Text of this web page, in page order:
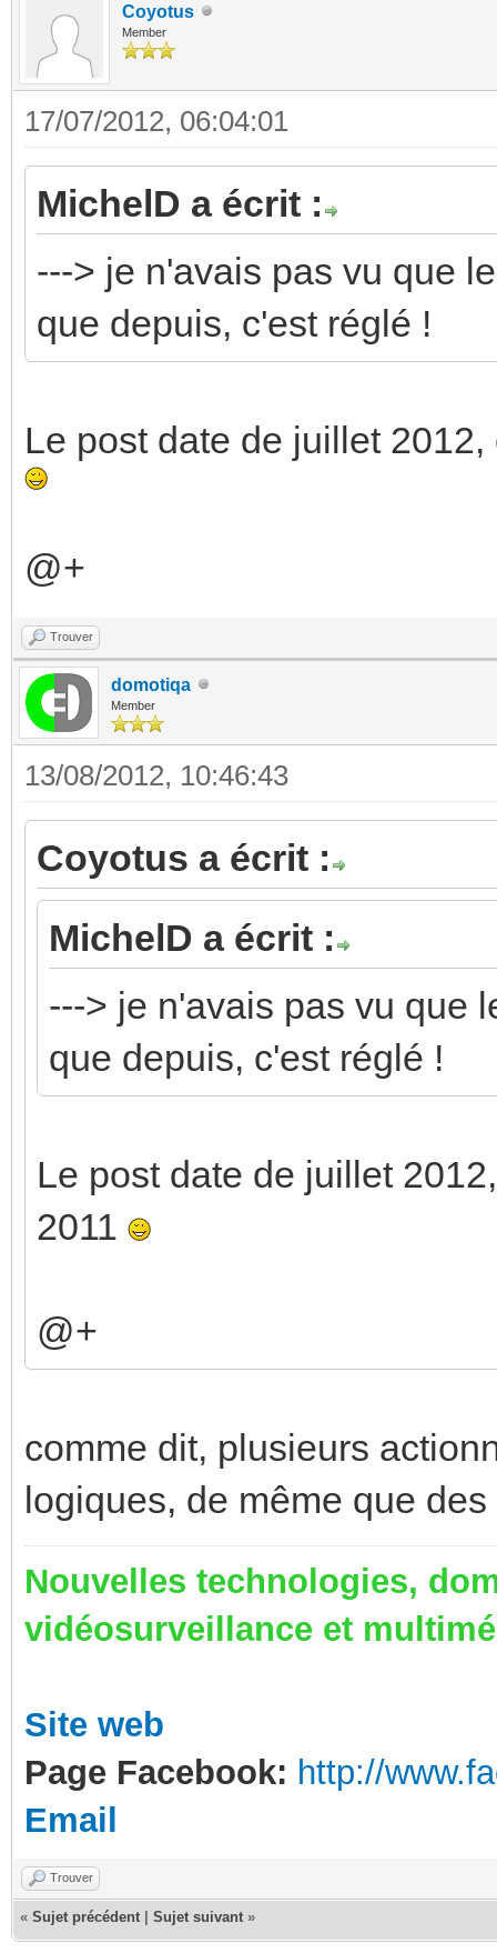
Coyotus
Member
17/07/2012, 06:04:01
MichelD a écrit :
---> je n'avais pas vu que
que depuis, c'est réglé !
Le post date de juillet
@+
Trouver
domotiqa
Member
13/08/2012, 10:46:43
Coyotus a écrit :
MichelD a écrit :
---> je n'avais pas vu que
que depuis, c'est réglé !
Le post date de juillet
2011
@+
comme dit, plusieurs
logiques, de même que
Nouvelles technologies,
vidéosurveillance et
Site web
Page Facebook: http://
Email
Trouver
« Sujet précédent Sujet suivant »